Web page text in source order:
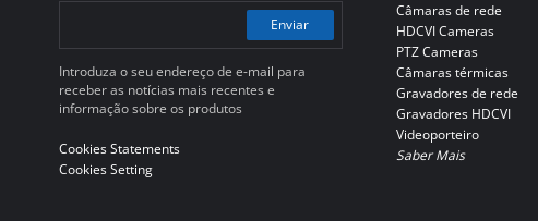
Enviar
Introduza o seu endereço de e-mail para
receber as notícias mais recentes e
informação sobre os produtos
Cookies Statements
Cookies Setting
Câmaras de rede
HDCVI Cameras
PTZ Cameras
Câmaras térmicas
Gravadores de rede
Gravadores HDCVI
Videoporteiro
Saber Mais